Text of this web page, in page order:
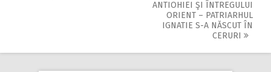
ANTIOHIEI ŞI ÎNTREGULUI
ORIENT – PATRIARHUL
IGNATIE S-A NĂSCUT ÎN
CERURI